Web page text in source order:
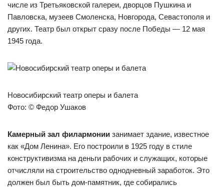
числе из Третьяковской галереи, дворцов Пушкина и
Павловска, музеев Смоленска, Новгорода, Севастополя и
других. Театр был открыт сразу после Победы — 12 мая
1945 года.
Новосибирский театр оперы и балета
Фото: © Федор Ушаков
Камерный зал филармонии занимает здание, известное
как «Дом Ленина». Его построили в 1925 году в стиле
конструктивизма на деньги рабочих и служащих, которые
отчисляли на строительство однодневный заработок. Это
должен был быть дом-памятник, где собирались